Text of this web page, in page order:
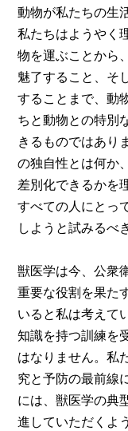
動物が私たちの生
私たちはようやく
物を運ぶことから
魅了すること、そ
することまで、動
ちと動物との特別
きるものではあり
の独自性とは何か
差別化できるかを
すべての人にとっ
しようと試みるべ
獣医学は今、公衆
重要な役割を果た
いると私は考えて
知識を持つ訓練を
はなりません。私
究と予防の最前線
には、獣医学の典
進していただくよ